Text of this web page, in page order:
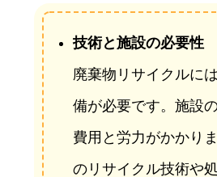
技術と施設の必要性
廃棄物リサイクルに
備が必要です。施設
費用と労力がかかり
のリサイクル技術や